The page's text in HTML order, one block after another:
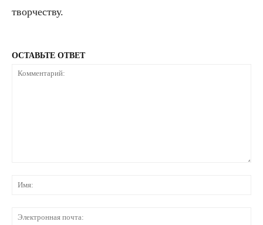
творчеству.
ОСТАВЬТЕ ОТВЕТ